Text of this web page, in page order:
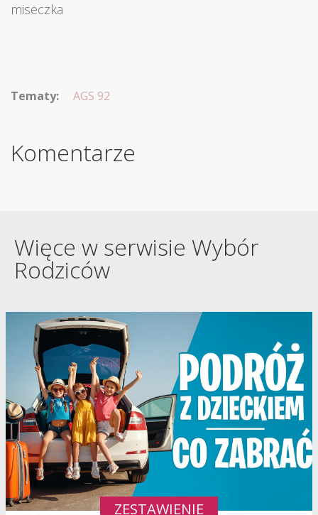
miseczka
Tematy: AGS 92
Komentarze
Więce w serwisie Wybór
Rodziców
ZESTAWIENIE